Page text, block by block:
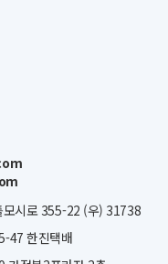
모시로 355-22 (우) 31738
47 한진택배